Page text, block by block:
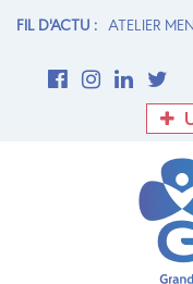
FIL D'ACTU :
MATERNITÉ ATELIER